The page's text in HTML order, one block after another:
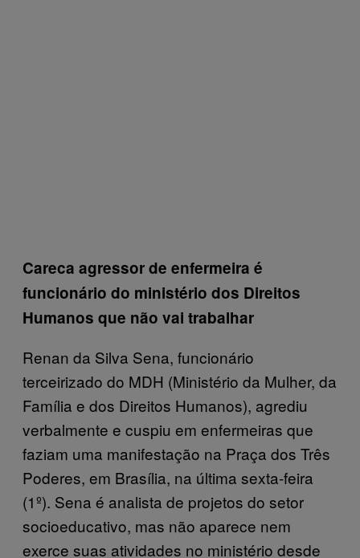
Careca agressor de enfermeira é
funcionário do ministério dos Direitos
Humanos que não vai trabalhar
Renan da Silva Sena, funcionário
terceirizado do MDH (Ministério da Mulher, da
Família e dos Direitos Humanos), agrediu
verbalmente e cuspiu em enfermeiras que
faziam uma manifestação na Praça dos Três
Poderes, em Brasília, na última sexta-feira
(1º). Sena é analista de projetos do setor
socioeducativo, mas não aparece nem
exerce suas atividades no ministério desde